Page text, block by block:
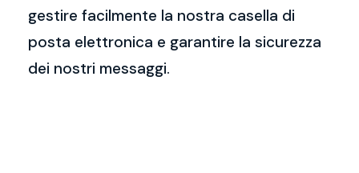
gestire facilmente la nostra casella di
posta elettronica e garantire la sicurezza
dei nostri messaggi.